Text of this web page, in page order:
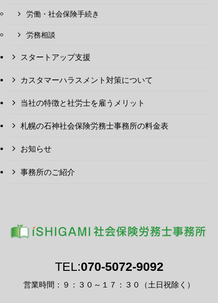
労働・社会保険手続き
労務相談
スタートアップ支援
カスタマーハラスメント対策について
当社の特徴と社労士を雇うメリット
札幌の石神社会保険労務士事務所の料金表
お知らせ
事務所のご紹介
TEL:070-5072-9092
営業時間：９：３０～１７：３０（土日祝除く）